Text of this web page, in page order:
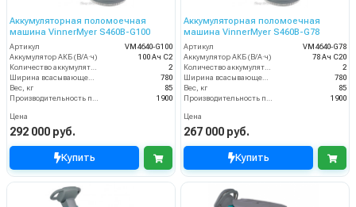
Аккумуляторная поломоечная
машина VinnerMyer S460B-G100
Артикул
VM4640-G100
Аккумулятор АКБ (В/А·ч)
100 Ач С2
Количество аккумуляторов (шт)
2
Ширина всасывающей балки (мм)
780
Вес, кг
85
Производительность по площади (м2/ч)
1900
Цена
292 000 руб.
Купить
Аккумуляторная поломоечная
машина VinnerMyer S460B-G78
Артикул
VM4640-G78
Аккумулятор АКБ (В/А·ч)
78 Ач С20
Количество аккумуляторов (шт)
2
Ширина всасывающей балки (мм)
780
Вес, кг
85
Производительность по площади (м2/ч)
1900
Цена
267 000 руб.
Купить